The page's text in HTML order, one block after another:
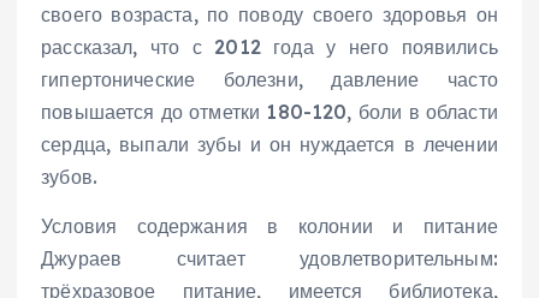
своего возраста, по поводу своего здоровья он
рассказал, что с 2012 года у него появились
гипертонические болезни, давление часто
повышается до отметки 180-120, боли в области
сердца, выпали зубы и он нуждается в лечении
зубов.
Условия содержания в колонии и питание
Джураев считает удовлетворительным:
трёхразовое питание, имеется библиотека,